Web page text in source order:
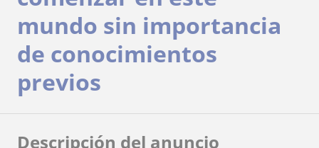
mundo sin importancia
de conocimientos
previos
Descripción del anuncio